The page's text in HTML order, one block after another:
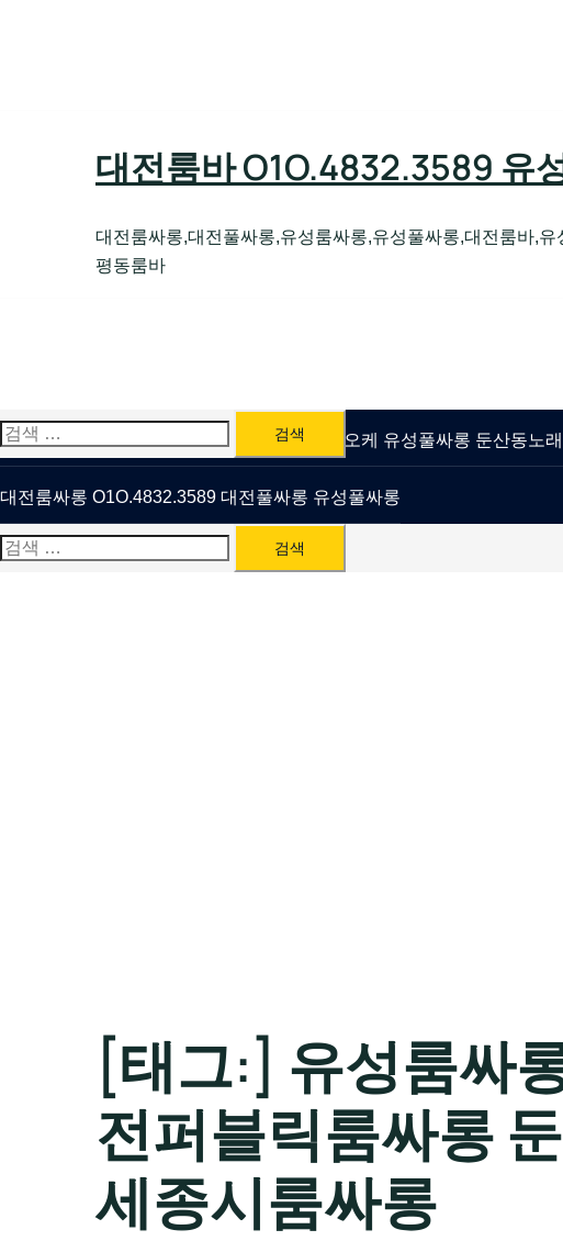
대전룸바 O1O.4832.3589 유
대전룸싸롱,대전풀싸롱,유성룸싸롱,유성풀싸롱,대전룸바,유
평동룸바
검
색:
유성룸싸롱 O1O.4832.3589 대전퍼블릭가라오케 유성풀싸롱 둔산동노
대전룸싸롱 O1O.4832.3589 대전풀싸롱 유성풀싸롱
검
[태그:] 유성룸싸
전퍼블릭룸싸롱
세종시룸싸롱